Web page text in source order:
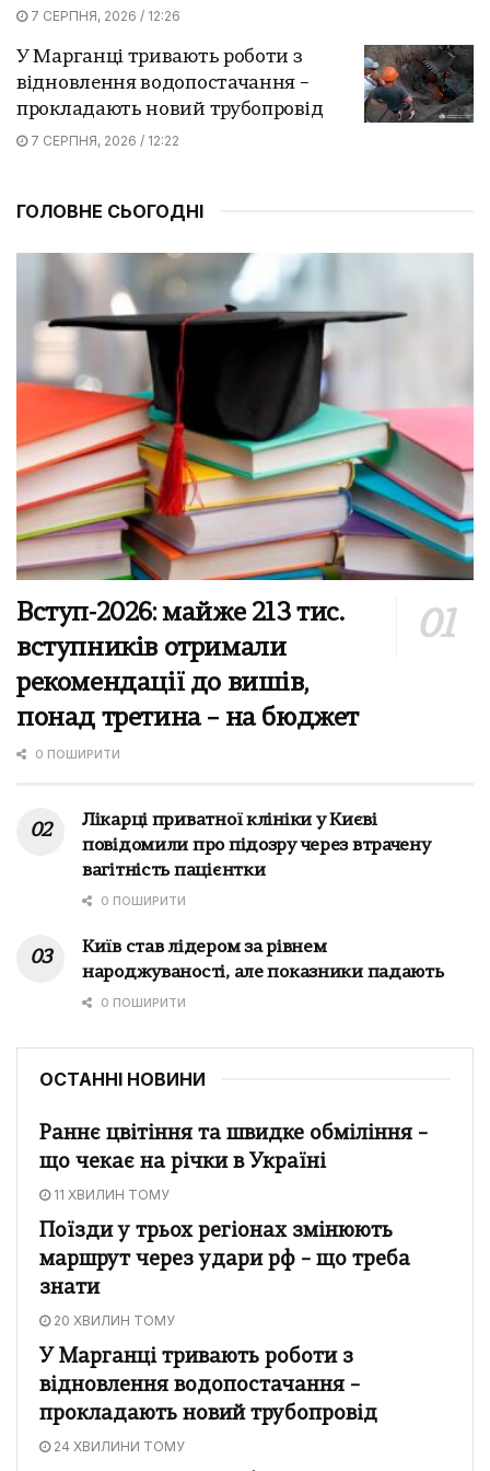
7 СЕРПНЯ, 2026 / 12:26
У Марганці тривають роботи з
відновлення водопостачання –
прокладають новий трубопровід
7 СЕРПНЯ, 2026 / 12:22
ГОЛОВНЕ СЬОГОДНІ
Вступ-2026: майже 213 тис.
вступників отримали
рекомендації до вишів,
понад третина – на бюджет
0 ПОШИРИТИ
Лікарці приватної клініки у Києві
повідомили про підозру через втрачену
вагітність пацієнтки
0 ПОШИРИТИ
Київ став лідером за рівнем
народжуваності, але показники падають
0 ПОШИРИТИ
ОСТАННІ НОВИНИ
Раннє цвітіння та швидке обміління –
що чекає на річки в Україні
11 ХВИЛИН ТОМУ
Поїзди у трьох регіонах змінюють
маршрут через удари рф – що треба
знати
20 ХВИЛИН ТОМУ
У Марганці тривають роботи з
відновлення водопостачання –
прокладають новий трубопровід
24 ХВИЛИНИ ТОМУ